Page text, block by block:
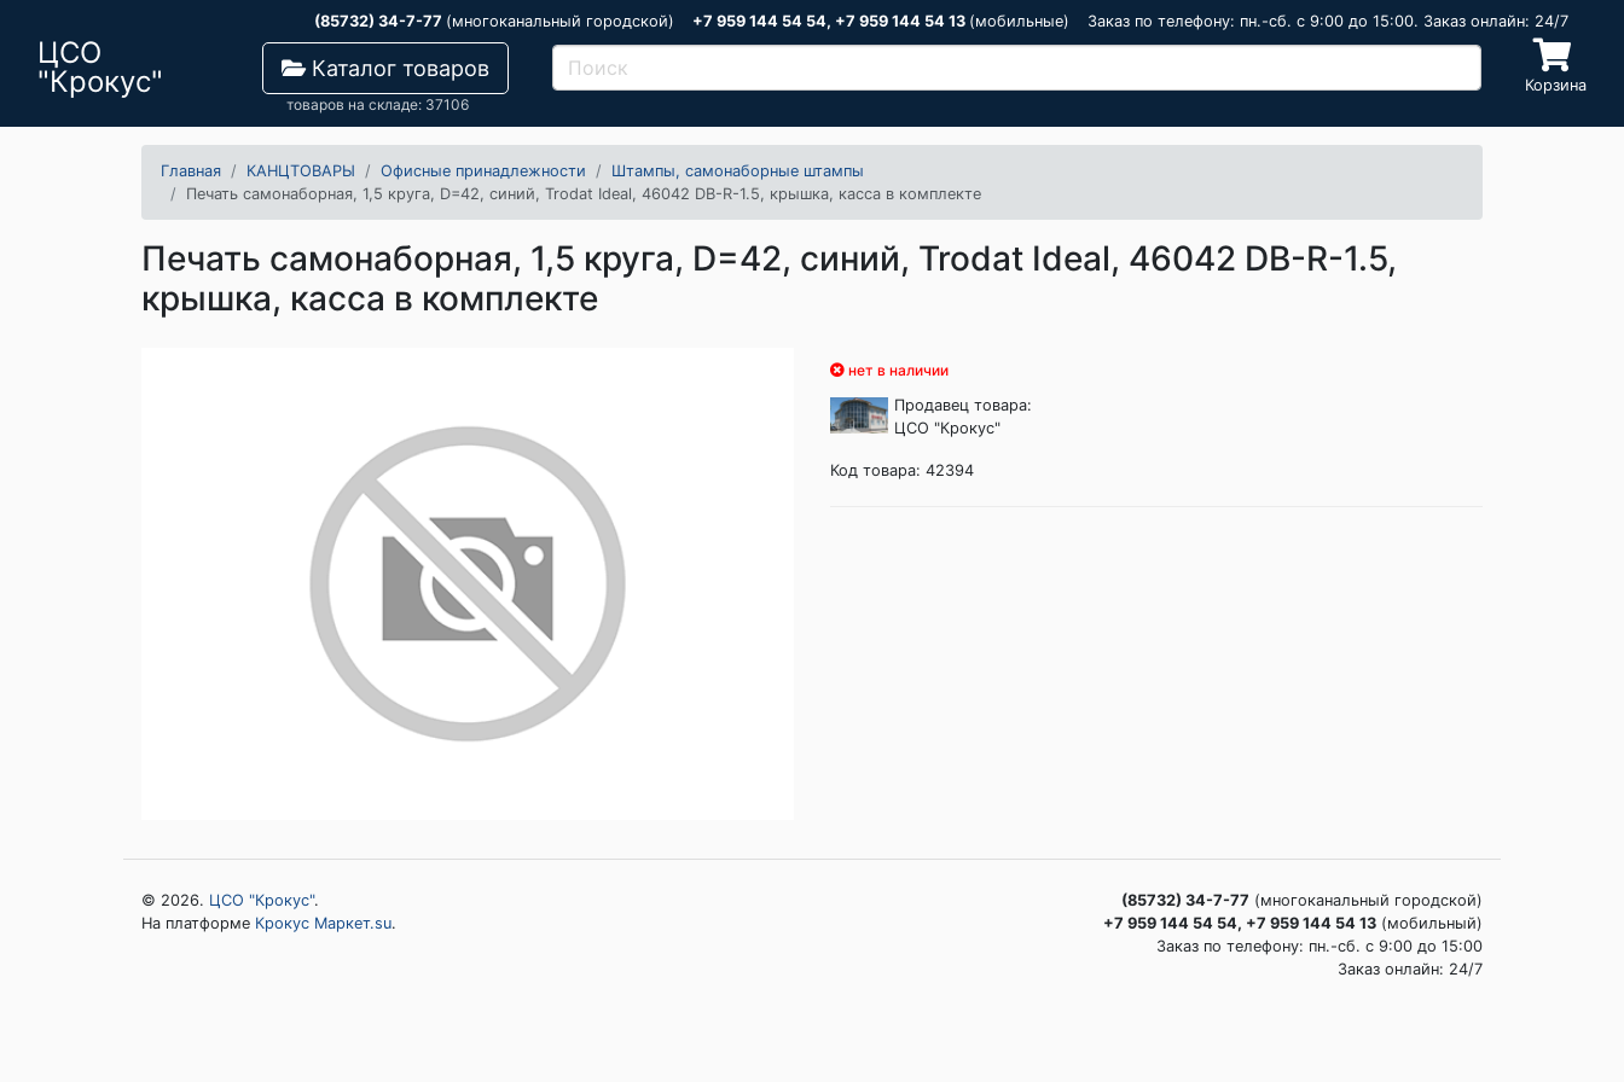
(85732) 34-7-77 (многоканальный городской) +7 959 144 54 54, +7 959 144 54 13 (мобильные) Заказ по телефону: пн.-сб. c 9:00 до 15:00. Заказ онлайн: 24/7
ЦСО
"Крокус"
Каталог товаров
товаров на складе: 37106
Корзина
Главная КАНЦТОВАРЫ Офисные принадлежности
Штампы, самонаборные штампы
Печать самонаборная, 1,5 круга, D=42, синий, Trodat Ideal, 46042 DB-R-1.5, крышка, касса в комплекте
Печать самонаборная, 1,5 круга, D=42, синий, Trodat Ideal, 46042 DB-R-1.5,
крышка, касса в комплекте
нет в наличии
Продавец товара:
ЦСО "Крокус"
Код товара: 42394
© 2026. ЦСО "Крокус".
На платформе Крокус Маркет.su.
(85732) 34-7-77 (многоканальный городской)
+7 959 144 54 54, +7 959 144 54 13 (мобильный)
Заказ по телефону: пн.-сб. c 9:00 до 15:00
Заказ онлайн: 24/7